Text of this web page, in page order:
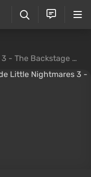
- The Backstage